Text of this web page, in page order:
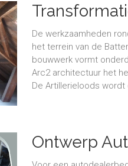
De werkzaamheden
het terrein van de
bouwwerk vormt
Arc2 architectuur het
De Artillerieloods
Ontwerp